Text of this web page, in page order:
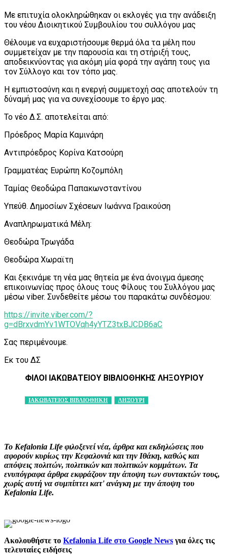
Με επιτυχία ολοκληρώθηκαν οι εκλογές για την ανάδειξη
του νέου Διοικητικού Συμβουλίου του συλλόγου μας
Θέλουμε να ευχαριστήσουμε θερμά όλα τα μέλη που
συμμετείχαν με την παρουσία και τη στήριξή τους,
αποδεικνύοντας για ακόμη μία φορά την αγάπη τους για
τον Σύλλογο και τον τόπο μας.
Η εμπιστοσύνη και η ενεργή συμμετοχή σας αποτελούν τη
δύναμή μας για να συνεχίσουμε το έργο μας.
Το νέο Δ.Σ. αποτελείται από:
Πρόεδρος Μαρία Καμινάρη
Αντιπρόεδρος Κορίνα Κατσούρη
Γραμματέας Ευρώπη Κοζομπόλη
Ταμίας Θεοδώρα Παπακωνσταντίνου
Υπεύθ. Δημοσίων Σχέσεων Ιωάννα Γραικούση
Αναπληρωματικά Μέλη:
Θεοδώρα Τρωγάδα
Θεοδώρα Χωραϊτη
Και ξεκινάμε τη νέα μας θητεία με ένα άνοιγμα άμεσης
επικοινωνίας προς όλους τους Φίλους του Συλλόγου μας
μέσω viber. Συνδεθείτε μέσω του παρακάτω συνδέσμου:
https://invite.viber.com/?
g=dBrxvdmYv1WTOVqh4yYTZ3txBJCDB6aC
Σας περιμένουμε.
Εκ του ΔΣ
ΦΙΛΟΙ ΙΑΚΩΒΑΤΕΙΟΥ ΒΙΒΛΙΟΘΗΚΗΣ ΛΗΞΟΥΡΙΟΥ
ΙΑΚΩΒΑΤΕΙΟΣ ΒΙΒΛΙΟΘΗΚΗ ΛΗΞΟΥΡΙ
Το Kefalonia Life φιλοξενεί νέα, άρθρα και εκδηλώσεις που
αφορούν κυρίως την Κεφαλονιά και την Ιθάκη, καθώς και
απόψεις πολιτών, πολιτικών και πολιτικών κομμάτων. Τα
ενυπόγραφα άρθρα εκφράζουν την άποψη των συντακτών τους,
χωρίς αυτή να συμπίπτει κατ' ανάγκη με την άποψη του
Kefalonia Life.
Ακολουθήστε το Kefalonia Life στο Google News για όλες τις
τελευταίες ειδήσεις